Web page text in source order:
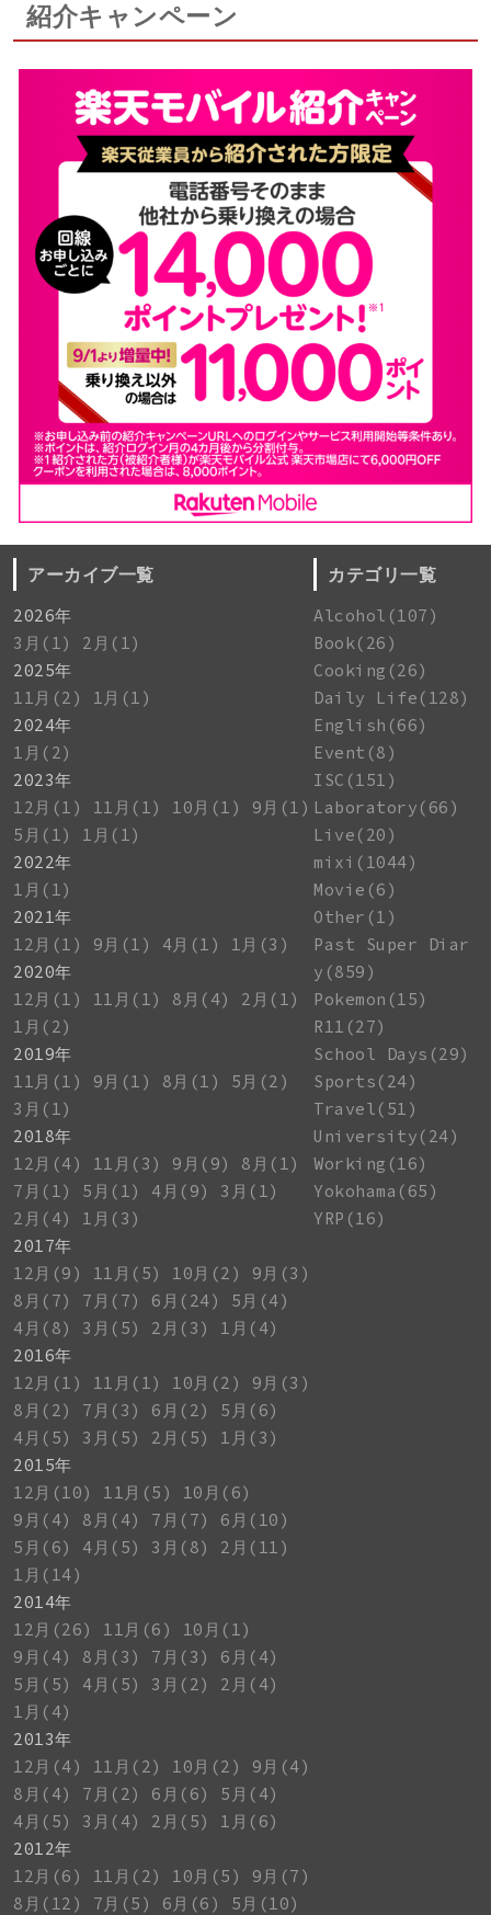
紹介キャンペーン
アーカイブ一覧
2026年
3月(1)
2月(1)
2025年
11月(2)
1月(1)
2024年
1月(2)
2023年
12月(1)
11月(1) 10月(1)
9月(1)
5月(1)
1月(1)
2022年
1月(1)
2021年
12月(1)
9月(1) 4月(1)
1月(3)
2020年
12月(1)
11月(1) 8月(4)
2月(1)
1月(2)
2019年
11月(1)
9月(1) 8月(1)
5月(2)
3月(1)
2018年
12月(4)
11月(3) 9月(9)
8月(1)
7月(1)
5月(1) 4月(9)
3月(1)
2月(4)
1月(3)
2017年
12月(9)
11月(5) 10月(2)
9月(3)
8月(7)
7月(7) 6月(24)
5月(4)
4月(8)
3月(5) 2月(3)
1月(4)
2016年
12月(1)
11月(1) 10月(2)
9月(3)
8月(2)
7月(3) 6月(2)
5月(6)
4月(5)
3月(5) 2月(5)
1月(3)
2015年
12月(10)
11月(5)
10月(6)
9月(4)
8月(4) 7月(7)
6月(10)
5月(6)
4月(5) 3月(8)
2月(11)
1月(14)
2014年
12月(26)
11月(6)
10月(1)
9月(4)
8月(3) 7月(3)
6月(4)
5月(5)
4月(5) 3月(2)
2月(4)
1月(4)
2013年
12月(4)
11月(2) 10月(2)
9月(4)
8月(4)
7月(2) 6月(6)
5月(4)
4月(5)
3月(4) 2月(5)
1月(6)
2012年
12月(6)
11月(2) 10月(5)
9月(7)
8月(12)
7月(5) 6月(6)
5月(10)
カテゴリ一覧
Alcohol(107)
Book(26)
Cooking(26)
Daily Life(128)
English(66)
Event(8)
ISC(151)
Laboratory(66)
Live(20)
mixi(1044)
Movie(6)
Other(1)
Past Super Diar
y(859)
Pokemon(15)
R11(27)
School Days(29)
Sports(24)
Travel(51)
University(24)
Working(16)
Yokohama(65)
YRP(16)